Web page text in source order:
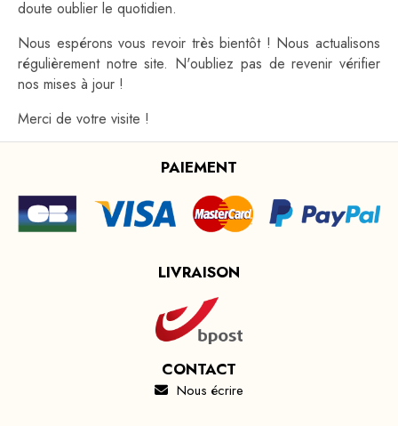
doute oublier le quotidien.
Nous espérons vous revoir très bientôt ! Nous actualisons
régulièrement notre site. N'oubliez pas de revenir vérifier
nos mises à jour !
Merci de votre visite !
PAIEMENT
LIVRAISON
CONTACT
 Nous écrire